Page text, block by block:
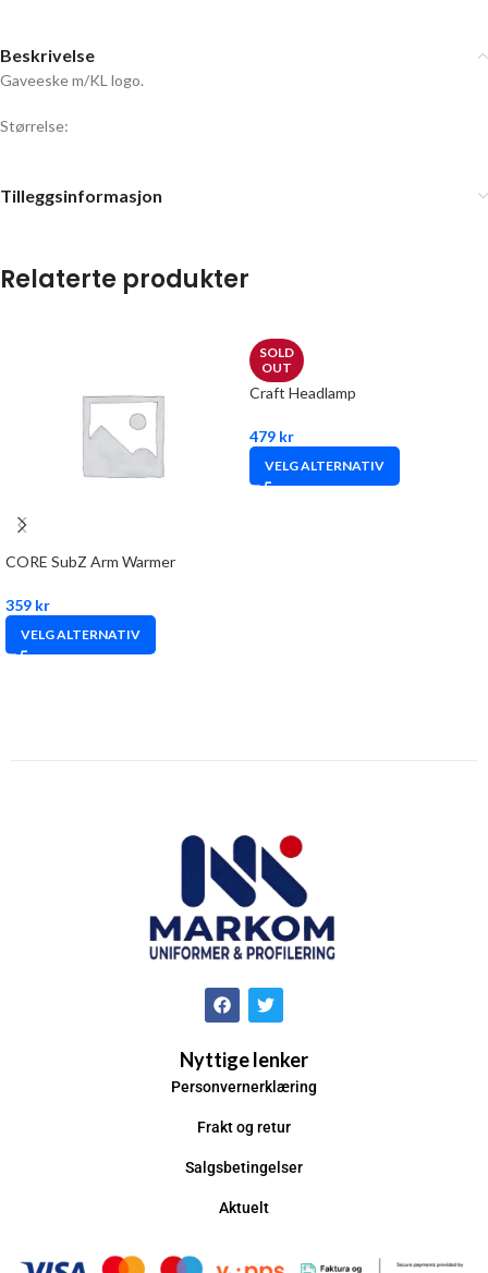
Beskrivelse
Gaveeske m/KL logo.
Størrelse:
Tilleggsinformasjon
Relaterte produkter
CORE SubZ Arm Warmer
359 kr
VELG ALTERNATIV
SOLD
OUT
Craft Headlamp
479 kr
VELG ALTERNATIV
Nyttige lenker
Personvernerklæring
Frakt og retur
Salgsbetingelser
Aktuelt